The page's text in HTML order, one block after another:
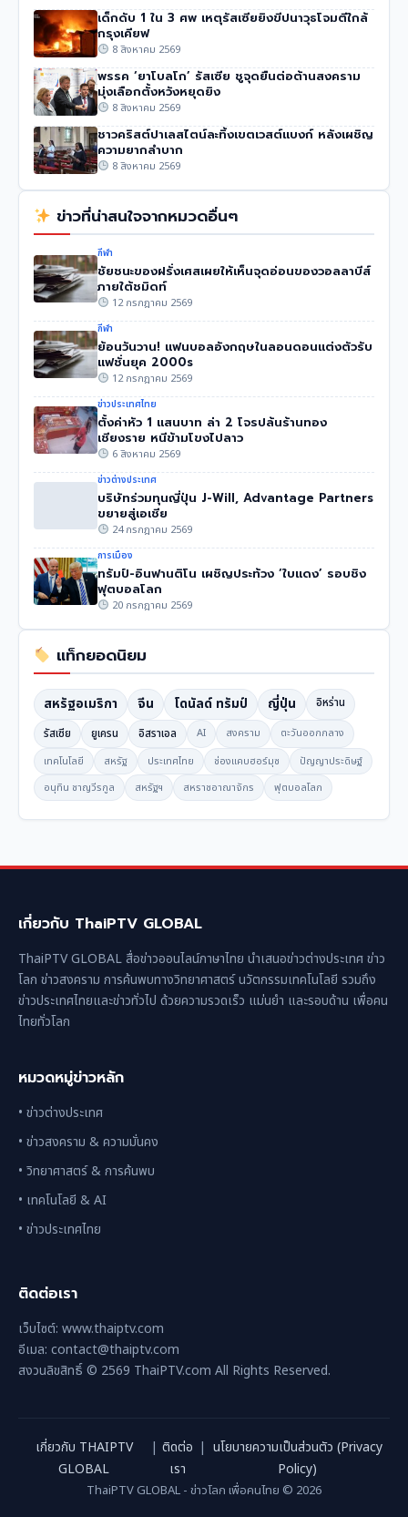
เด็กดับ 1 ใน 3 ศพ เหตุรัสเซียยิงขีปนาวุธโจมตีใกล้
กรุงเคียฟ
8 สิงหาคม 2569
พรรค ‘ยาโบลโก’ รัสเซีย ชูจุดยืนต่อต้านสงคราม
มุ่งเลือกตั้งหวังหยุดยิง
8 สิงหาคม 2569
ชาวคริสต์ปาเลสไตน์ละทิ้งเขตเวสต์แบงก์ หลังเผชิญ
ความยากลำบาก
8 สิงหาคม 2569
ข่าวที่น่าสนใจจากหมวดอื่นๆ
กีฬา
ชัยชนะของฝรั่งเศสเผยให้เห็นจุดอ่อนของวอลลาบีส์
ภายใต้ชมิดท์
12 กรกฎาคม 2569
กีฬา
ย้อนวันวาน! แฟนบอลอังกฤษในลอนดอนแต่งตัวรับ
แฟชั่นยุค 2000s
12 กรกฎาคม 2569
ข่าวประเทศไทย
ตั้งค่าหัว 1 แสนบาท ล่า 2 โจรปล้นร้านทอง
เชียงราย หนีข้ามโขงไปลาว
6 สิงหาคม 2569
ข่าวต่างประเทศ
บริษัทร่วมทุนญี่ปุ่น J-Will, Advantage Partners
ขยายสู่เอเชีย
24 กรกฎาคม 2569
การเมือง
ทรัมป์-อินฟานติโน เผชิญประท้วง ‘ใบแดง’ รอบชิง
ฟุตบอลโลก
20 กรกฎาคม 2569
แท็กยอดนิยม
สหรัฐอเมริกา จีน โดนัลด์ ทรัมป์ ญี่ปุ่น
อิหร่าน
รัสเซีย
ยูเครน อิสราเอล AI สงคราม
ตะวันออกกลาง
เทคโนโลยี
สหรัฐ ประเทศไทย ช่องแคบฮอร์มุซ
ปัญญาประดิษฐ์
อนุทิน ชาญวีรกูล
สหรัฐฯ สหราชอาณาจักร ฟุตบอลโลก
เกี่ยวกับ ThaiPTV GLOBAL
ThaiPTV GLOBAL สื่อข่าวออนไลน์ภาษาไทย นำเสนอข่าวต่างประเทศ ข่าว
โลก ข่าวสงคราม การค้นพบทางวิทยาศาสตร์ นวัตกรรมเทคโนโลยี รวมถึง
ข่าวประเทศไทยและข่าวทั่วไป ด้วยความรวดเร็ว แม่นยำ และรอบด้าน เพื่อคน
ไทยทั่วโลก
หมวดหมู่ข่าวหลัก
• ข่าวต่างประเทศ
• ข่าวสงคราม & ความมั่นคง
• วิทยาศาสตร์ & การค้นพบ
• เทคโนโลยี & AI
• ข่าวประเทศไทย
ติดต่อเรา
เว็บไซต์: www.thaiptv.com
อีเมล: contact@thaiptv.com
สงวนลิขสิทธิ์ © 2569 ThaiPTV.com All Rights Reserved.
เกี่ยวกับ THAIPTV
GLOBAL
| ติดต่อ
เรา
| นโยบายความเป็นส่วนตัว (Privacy
Policy)
ThaiPTV GLOBAL - ข่าวโลก เพื่อคนไทย © 2026